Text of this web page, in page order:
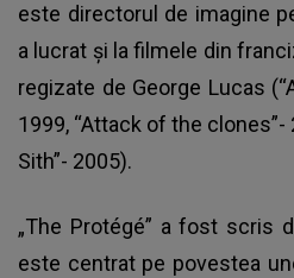
este directorul de imagine
a lucrat şi la filmele din
regizate de George Lucas
1999, “Attack of the
Sith”- 2005).
„The Protégé” a fost scris
este centrat pe povestea